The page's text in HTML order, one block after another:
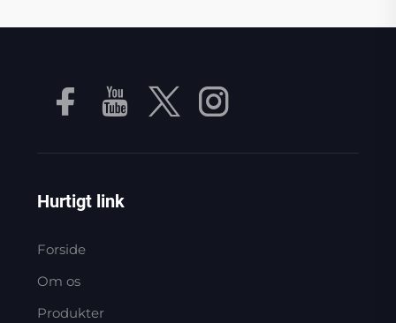
Hurtigt link
Forside
Om os
Produkter